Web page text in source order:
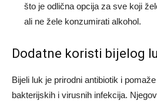
što je odlična opcija za sve koji
ali ne žele konzumirati alkohol.
Dodatne koristi bijelog
Bijeli luk je prirodni antibiotik i
bakterijskih i virusnih infekcija.